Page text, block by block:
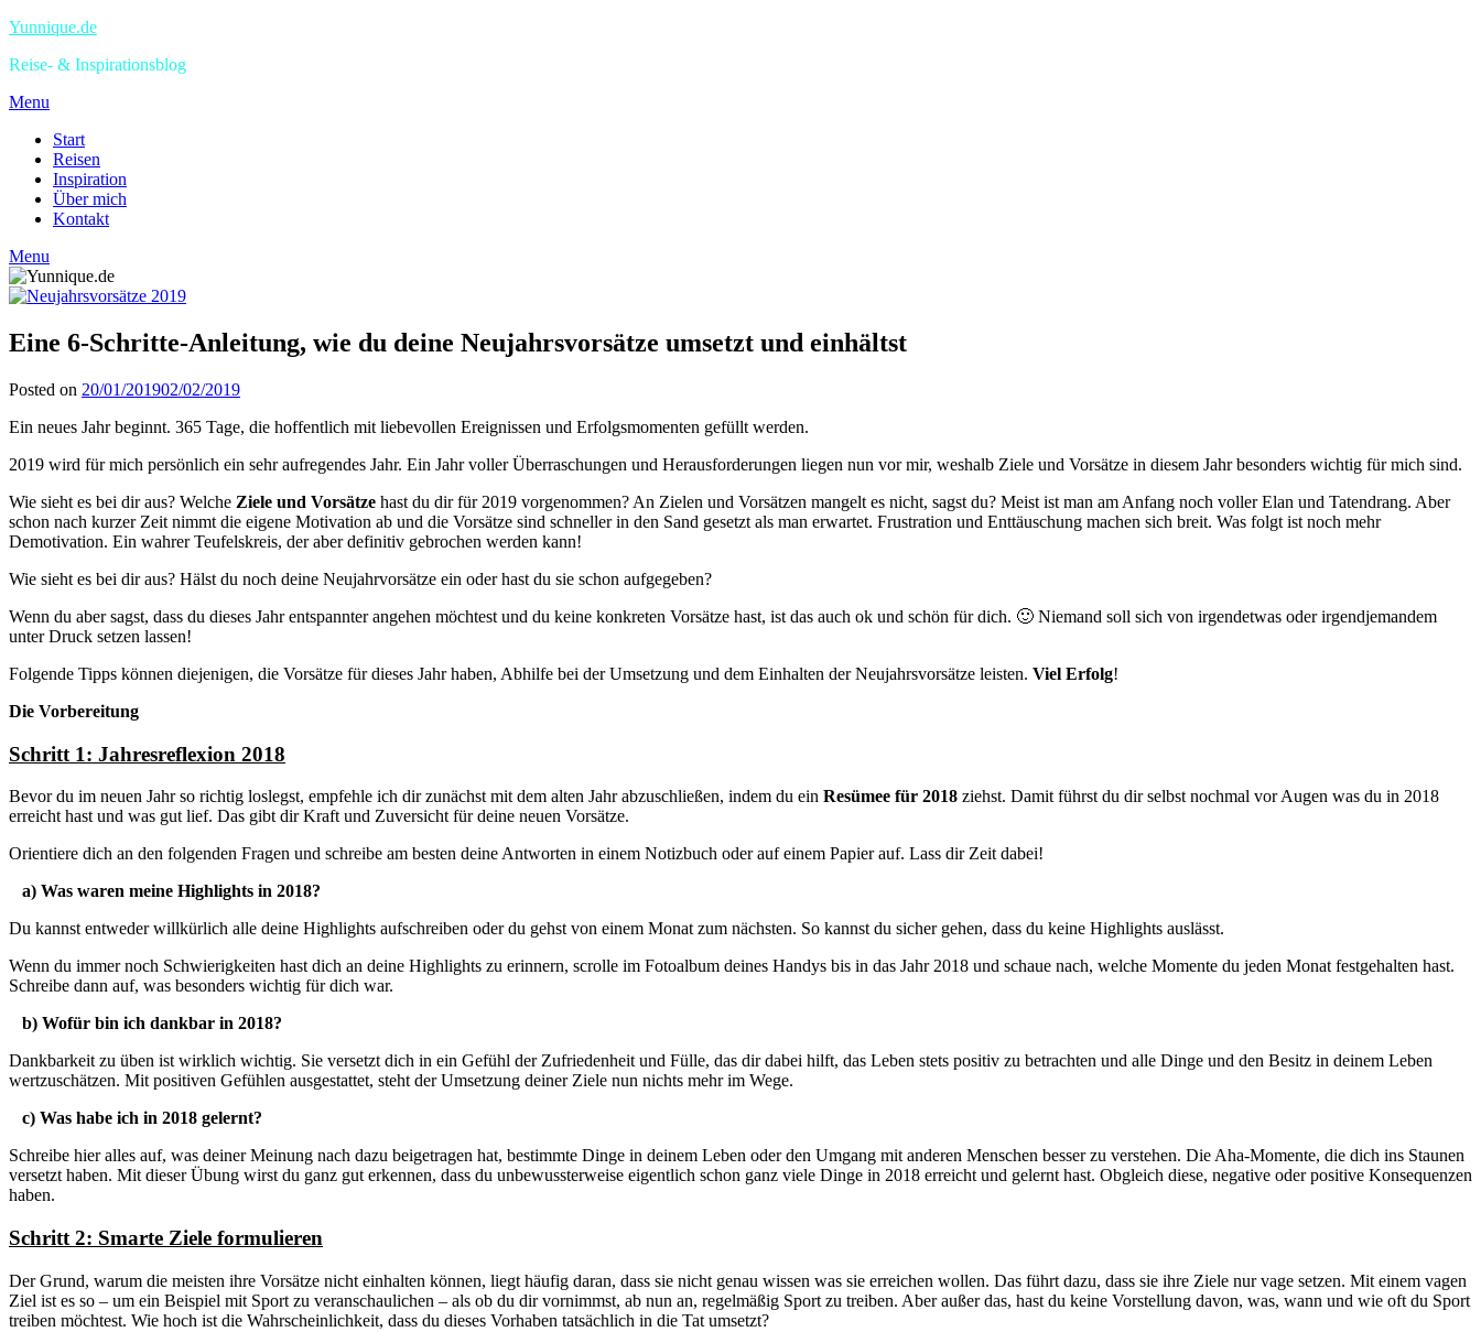
Yunnique.de
Reise- & Inspirationsblog
Menu
Start
Reisen
Inspiration
Über mich
Kontakt
Menu
Eine 6-Schritte-Anleitung, wie du deine Neujahrsvorsätze umsetzt und einhältst
Posted on 20/01/201902/02/2019
Ein neues Jahr beginnt. 365 Tage, die hoffentlich mit liebevollen Ereignissen und Erfolgsmomenten gefüllt werden.
2019 wird für mich persönlich ein sehr aufregendes Jahr. Ein Jahr voller Überraschungen und Herausforderungen liegen nun vor mir, weshalb Ziele und Vorsätze in diesem Jahr besonders wichtig für mich sind.
Wie sieht es bei dir aus? Welche Ziele und Vorsätze hast du dir für 2019 vorgenommen? An Zielen und Vorsätzen mangelt es nicht, sagst du? Meist ist man am Anfang noch voller Elan und Tatendrang. Aber
schon nach kurzer Zeit nimmt die eigene Motivation ab und die Vorsätze sind schneller in den Sand gesetzt als man erwartet. Frustration und Enttäuschung machen sich breit. Was folgt ist noch mehr
Demotivation. Ein wahrer Teufelskreis, der aber definitiv gebrochen werden kann!
Wie sieht es bei dir aus? Hälst du noch deine Neujahrvorsätze ein oder hast du sie schon aufgegeben?
Wenn du aber sagst, dass du dieses Jahr entspannter angehen möchtest und du keine konkreten Vorsätze hast, ist das auch ok und schön für dich. 🙂 Niemand soll sich von irgendetwas oder irgendjemandem
unter Druck setzen lassen!
Folgende Tipps können diejenigen, die Vorsätze für dieses Jahr haben, Abhilfe bei der Umsetzung und dem Einhalten der Neujahrsvorsätze leisten. Viel Erfolg!
Die Vorbereitung
Schritt 1: Jahresreflexion 2018
Bevor du im neuen Jahr so richtig loslegst, empfehle ich dir zunächst mit dem alten Jahr abzuschließen, indem du ein Resümee für 2018 ziehst. Damit führst du dir selbst nochmal vor Augen was du in 2018
erreicht hast und was gut lief. Das gibt dir Kraft und Zuversicht für deine neuen Vorsätze.
Orientiere dich an den folgenden Fragen und schreibe am besten deine Antworten in einem Notizbuch oder auf einem Papier auf. Lass dir Zeit dabei!
a) Was waren meine Highlights in 2018?
Du kannst entweder willkürlich alle deine Highlights aufschreiben oder du gehst von einem Monat zum nächsten. So kannst du sicher gehen, dass du keine Highlights auslässt.
Wenn du immer noch Schwierigkeiten hast dich an deine Highlights zu erinnern, scrolle im Fotoalbum deines Handys bis in das Jahr 2018 und schaue nach, welche Momente du jeden Monat festgehalten hast.
Schreibe dann auf, was besonders wichtig für dich war.
b) Wofür bin ich dankbar in 2018?
Dankbarkeit zu üben ist wirklich wichtig. Sie versetzt dich in ein Gefühl der Zufriedenheit und Fülle, das dir dabei hilft, das Leben stets positiv zu betrachten und alle Dinge und den Besitz in deinem Leben
wertzuschätzen. Mit positiven Gefühlen ausgestattet, steht der Umsetzung deiner Ziele nun nichts mehr im Wege.
c) Was habe ich in 2018 gelernt?
Schreibe hier alles auf, was deiner Meinung nach dazu beigetragen hat, bestimmte Dinge in deinem Leben oder den Umgang mit anderen Menschen besser zu verstehen. Die Aha-Momente, die dich ins Staunen
versetzt haben. Mit dieser Übung wirst du ganz gut erkennen, dass du unbewussterweise eigentlich schon ganz viele Dinge in 2018 erreicht und gelernt hast. Obgleich diese, negative oder positive Konsequenzen
haben.
Schritt 2: Smarte Ziele formulieren
Der Grund, warum die meisten ihre Vorsätze nicht einhalten können, liegt häufig daran, dass sie nicht genau wissen was sie erreichen wollen. Das führt dazu, dass sie ihre Ziele nur vage setzen. Mit einem vagen
Ziel ist es so – um ein Beispiel mit Sport zu veranschaulichen – als ob du dir vornimmst, ab nun an, regelmäßig Sport zu treiben. Aber außer das, hast du keine Vorstellung davon, was, wann und wie oft du Sport
treiben möchtest. Wie hoch ist die Wahrscheinlichkeit, dass du dieses Vorhaben tatsächlich in die Tat umsetzt?